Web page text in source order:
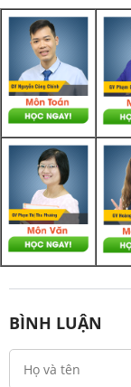
BÌNH LUẬN